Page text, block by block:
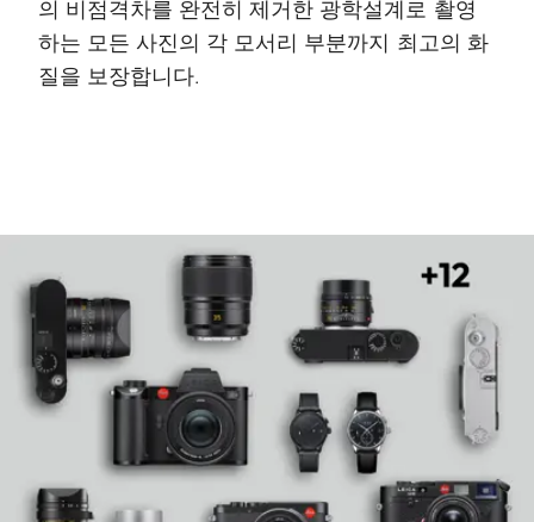
의 비점격차를 완전히 제거한 광학설계로 촬영
하는 모든 사진의 각 모서리 부분까지 최고의 화
질을 보장합니다.